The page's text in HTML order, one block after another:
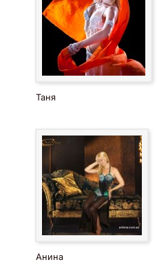
Таня
Анина